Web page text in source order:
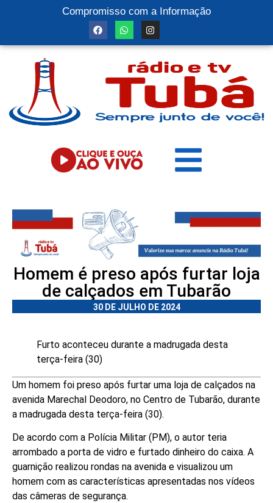
Compromisso com a Informação
Homem é preso após furtar loja
de calçados em Tubarão
30 DE JULHO DE 2024
Furto aconteceu durante a madrugada desta
terça-feira (30)
Um homem foi preso após furtar uma loja de calçados na
avenida Marechal Deodoro, no Centro de Tubarão, durante
a madrugada desta terça-feira (30).
De acordo com a Polícia Militar (PM), o autor teria
arrombado a porta de vidro e furtado dinheiro do caixa. A
guarnição realizou rondas na avenida e visualizou um
homem com as características apresentadas nos vídeos
das câmeras de segurança.